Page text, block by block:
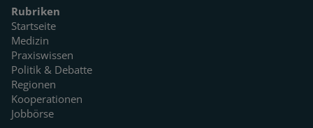
Rubriken
Startseite
Medizin
Praxiswissen
Politik & Debatte
Regionen
Kooperationen
Jobbörse